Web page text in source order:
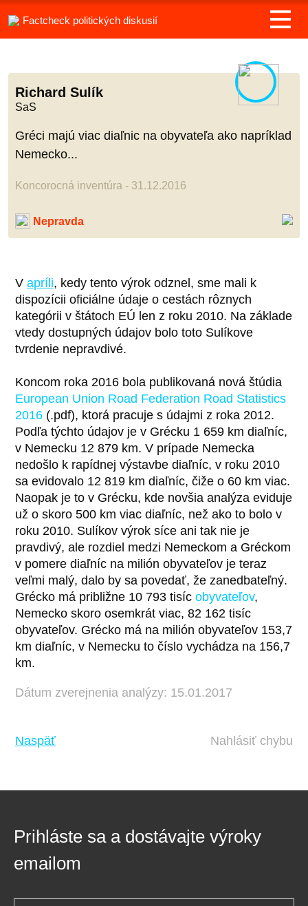
Factcheck politických diskusií
Richard Sulík
SaS
Gréci majú viac diaľnic na obyvateľa ako napríklad
Nemecko...
Koncorocná inventúra - 31.12.2016
Nepravda
V apríli, kedy tento výrok odznel, sme mali k
dispozícii oficiálne údaje o cestách rôznych
kategórii v štátoch EÚ len z roku 2010. Na základe
vtedy dostupných údajov bolo toto Sulíkove
tvrdenie nepravdivé.
Koncom roka 2016 bola publikovaná nová štúdia
European Union Road Federation Road Statistics
2016 (.pdf), ktorá pracuje s údajmi z roka 2012.
Podľa týchto údajov je v Grécku 1 659 km diaľníc,
v Nemecku 12 879 km. V prípade Nemecka
nedošlo k rapídnej výstavbe diaľníc, v roku 2010
sa evidovalo 12 819 km diaľníc, čiže o 60 km viac.
Naopak je to v Grécku, kde novšia analýza eviduje
už o skoro 500 km viac diaľníc, než ako to bolo v
roku 2010. Sulíkov výrok síce ani tak nie je
pravdivý, ale rozdiel medzi Nemeckom a Gréckom
v pomere diaľníc na milión obyvateľov je teraz
veľmi malý, dalo by sa povedať, že zanedbateľný.
Grécko má približne 10 793 tisíc obyvateľov,
Nemecko skoro osemkrát viac, 82 162 tisíc
obyvateľov. Grécko má na milión obyvateľov 153,7
km diaľníc, v Nemecku to číslo vychádza na 156,7
km.
Dátum zverejnenia analýzy: 15.01.2017
Naspäť Nahlásiť chybu
Prihláste sa a dostávajte výroky
emailom